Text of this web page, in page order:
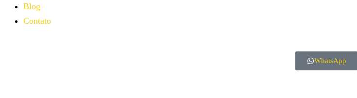
Blog
Contato
WhatsApp